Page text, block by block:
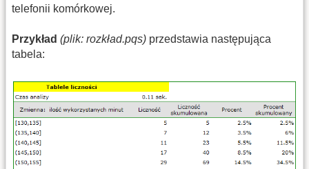
telefonii komórkowej.
Przykład (plik: rozkład.pqs) przedstawia następująca
tabela: